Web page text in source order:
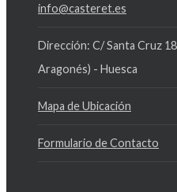
info@casteret.es
Dirección: C/ Santa Cruz
Aragonés) - Huesca
Mapa de Ubicación
Formulario de Contacto